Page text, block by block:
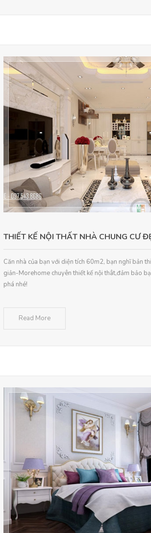
THIẾT KẾ NỘI THẤT NHÀ CHUNG CƯ
Căn nhà của bạn với diện tích 60m2, bạn nghĩ bản
giản-Morehome chuyên thiết kế nội thât,đảm bảo
phá nhé!
Read More